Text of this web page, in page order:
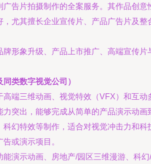
广告片拍摄制作的全案服务。其作品创意
，尤其擅长企业宣传片、产品广告片及整
牌形象升级、产品上市推广、高端宣传片
类数字视觉公司）
高端三维动画、视觉特效（VFX）和互动
力突出，能够完成从简单的产品演示动画
科幻特效等制作，适合对视觉冲击力和科
或演示项目。
能演示动画、房地产/园区三维漫游、科幻/